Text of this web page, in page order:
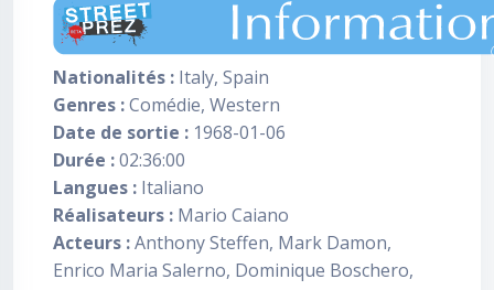
Nationalités : Italy, Spain
Genres :Comédie, Western
Date de sortie : 1968-01-06
Durée :02:36:00
Langues : Italiano
Réalisateurs : Mario Caiano
Acteurs :Anthony Steffen, Mark Damon,
Enrico Maria Salerno, Dominique Boschero,